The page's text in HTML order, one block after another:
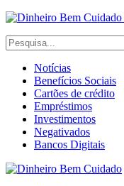
Notícias
Benefícios Sociais
Cartões de crédito
Empréstimos
Investimentos
Negativados
Bancos Digitais